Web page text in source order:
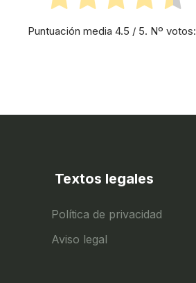
Puntuación media 4.5 / 5. Nº votos:
Textos legales
Política de privacidad
Aviso legal